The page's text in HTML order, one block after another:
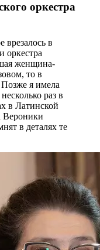
оркестра
врезалось в
оркестра
женщина-
то в
Позже я имела
раз в
в Латинской
Вероники
в деталях те